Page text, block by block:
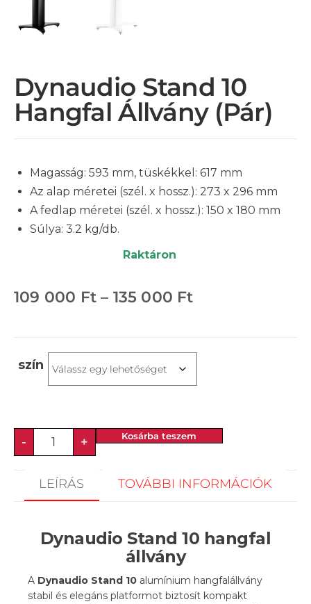
Dynaudio Stand 10
Hangfal Állvány (Pár)
Magasság: 593 mm, tüskékkel: 617 mm
Az alap méretei (szél. x hossz.): 273 x 296 mm
A fedlap méretei (szél. x hossz.): 150 x 180 mm
Súlya: 3.2 kg/db.
Raktáron
109 000 Ft – 135 000 Ft
szín
- + Kosárba teszem
LEÍRÁS TOVÁBBI INFORMÁCIÓK
Dynaudio Stand 10 hangfal
állvány
A Dynaudio Stand 10 alumínium hangfalállvány
stabil és elegáns platformot biztosít kompakt